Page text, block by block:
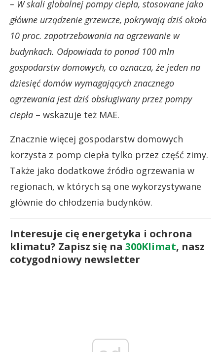
– W skali globalnej pompy ciepła, stosowane jako
główne urządzenie grzewcze, pokrywają dziś około
10 proc. zapotrzebowania na ogrzewanie w
budynkach. Odpowiada to ponad 100 mln
gospodarstw domowych, co oznacza, że jeden na
dziesięć domów wymagających znacznego
ogrzewania jest dziś obsługiwany przez pompy
ciepła – wskazuje też MAE.
Znacznie więcej gospodarstw domowych
korzysta z pomp ciepła tylko przez część zimy.
Także jako dodatkowe źródło ogrzewania w
regionach, w których są one wykorzystywane
głównie do chłodzenia budynków.
Interesuje cię energetyka i ochrona
klimatu? Zapisz się na 300Klimat, nasz
cotygodniowy newsletter